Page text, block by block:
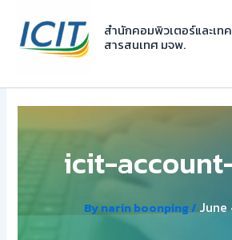
content
สำนักคอมพิวเตอร์และเท
สารสนเทศ มจพ.
icit-
Bynarin boonping/ June